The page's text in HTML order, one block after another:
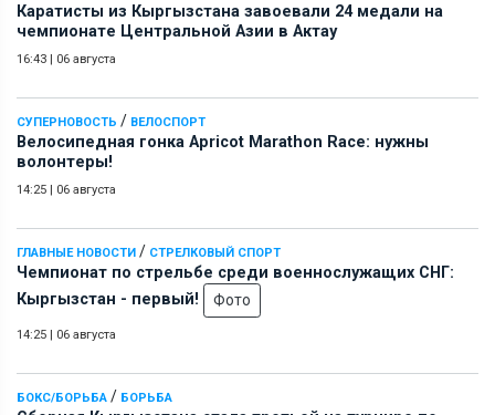
Каратисты из Кыргызстана завоевали 24 медали на
чемпионате Центральной Азии в Актау
16:43 | 06 августа
СУПЕРНОВОСТЬ / ВЕЛОСПОРТ
Велосипедная гонка Apricot Marathon Race: нужны
волонтеры!
14:25 | 06 августа
ГЛАВНЫЕ НОВОСТИ / СТРЕЛКОВЫЙ СПОРТ
Чемпионат по стрельбе среди военнослужащих СНГ:
Кыргызстан - первый!
Фото
14:25 | 06 августа
БОКС/БОРЬБА / БОРЬБА